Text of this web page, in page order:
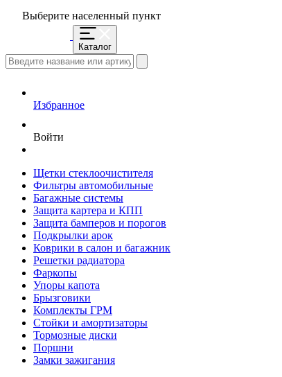
Выберите населенный пункт
Каталог
Избранное
Войти
Щетки стеклоочистителя
Фильтры автомобильные
Багажные системы
Защита картера и КПП
Защита бамперов и порогов
Подкрылки арок
Коврики в салон и багажник
Решетки радиатора
Фаркопы
Упоры капота
Брызговики
Комплекты ГРМ
Стойки и амортизаторы
Тормозные диски
Поршни
Замки зажигания